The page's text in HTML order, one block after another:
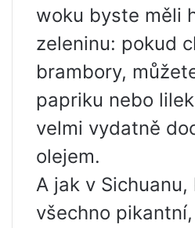
woku byste měli
zeleninu: pokud
brambory,
papriku nebo
velmi vydatně
olejem.
A jak v
všechno